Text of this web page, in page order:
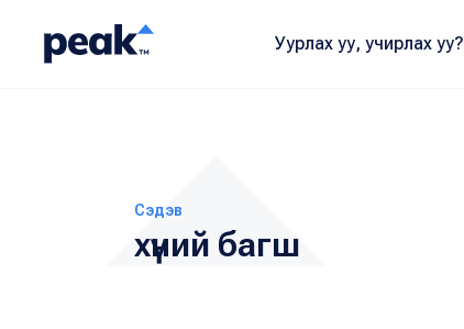
Уурлах уу, учирлах уу?
Сэдэв
хүний багш